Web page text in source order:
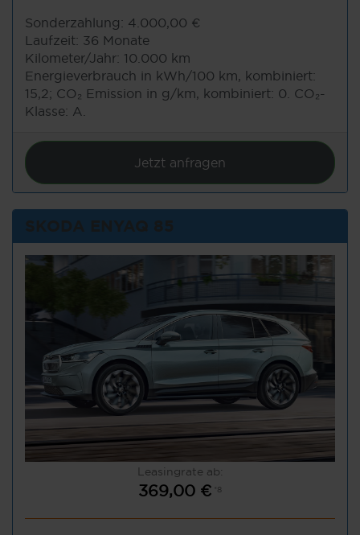
Sonderzahlung: 4.000,00 €
Laufzeit: 36 Monate
Kilometer/Jahr: 10.000 km
Energieverbrauch in kWh/100 km, kombiniert:
15,2; CO₂ Emission in g/km, kombiniert: 0. CO₂-
Klasse: A.
Jetzt anfragen
Leasingrate ab:
369,00 € *8